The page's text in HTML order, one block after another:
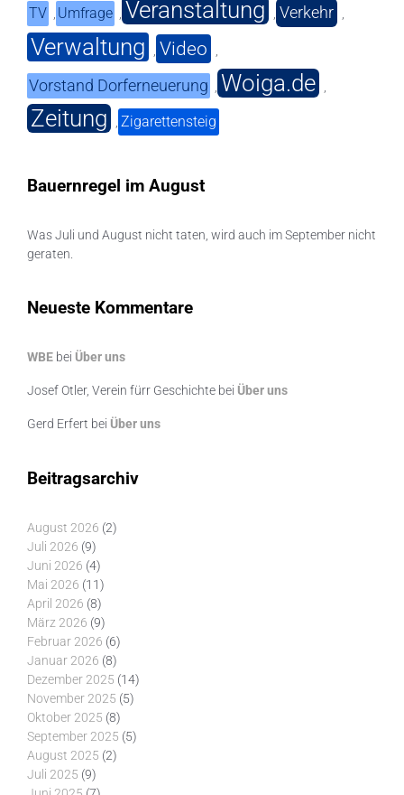
TV , Umfrage , Veranstaltung , Verkehr ,
Verwaltung , Video ,
Vorstand Dorferneuerung , Woiga.de ,
Zeitung , Zigarettensteig
Bauernregel im August
Was Juli und August nicht taten, wird auch im September nicht
geraten.
Neueste Kommentare
WBE bei Über uns
Josef Otler, Verein fürr Geschichte bei Über uns
Gerd Erfert bei Über uns
Beitragsarchiv
August 2026 (2)
Juli 2026 (9)
Juni 2026 (4)
Mai 2026 (11)
April 2026 (8)
März 2026 (9)
Februar 2026 (6)
Januar 2026 (8)
Dezember 2025 (14)
November 2025 (5)
Oktober 2025 (8)
September 2025 (5)
August 2025 (2)
Juli 2025 (9)